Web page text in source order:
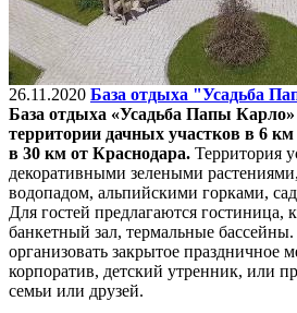
26.11.2020 База отдыха "Усадьба
База отдыха «Усадьба Папы Карло»
территории дачных участков в 6
в 30 км от Краснодара. Территория
декоративными зелеными
водопадом, альпийскими горками,
Для гостей предлагаются гостиница,
банкетный зал, термальные
организовать закрытое праздничное
корпоратив, детский утренник, или
семьи или друзей.